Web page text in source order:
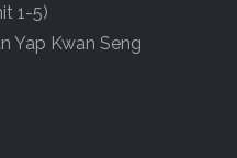
1-5)
Yap Kwan Seng